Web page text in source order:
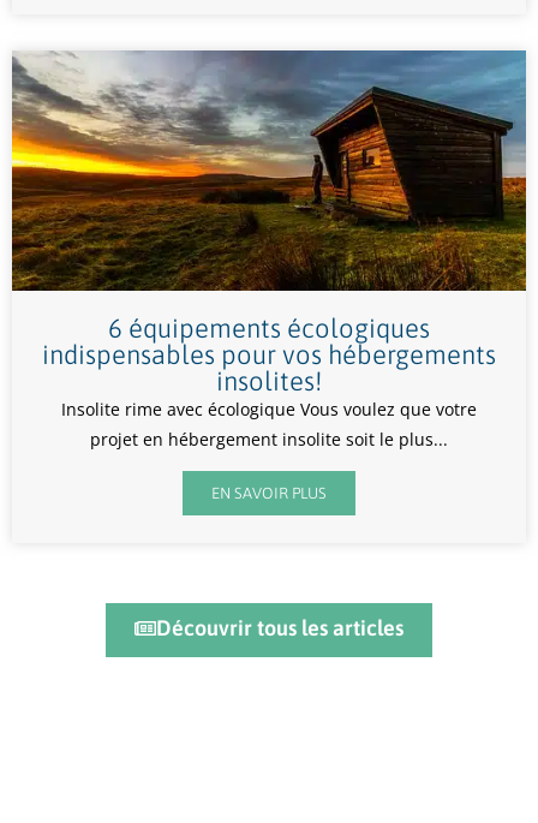
6 équipements écologiques
indispensables pour vos hébergements
insolites!
Insolite rime avec écologique Vous voulez que votre
projet en hébergement insolite soit le plus...
EN SAVOIR PLUS
Découvrir tous les articles